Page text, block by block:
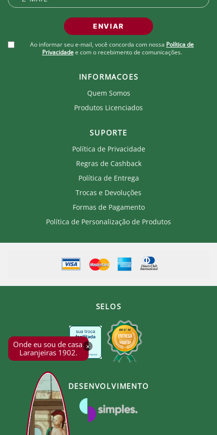
×
Onde eu sou de casa.
Laranjeiras 1902.
ENVIAR
Ao informar seu e-mail, você concorda com nossa Política de
Privacidade e com o recebimento de comunicações.
INFORMACOES
Quem Somos
Produtos Licenciados
SUPORTE
Política de Privacidade
Regras de Cashback
Política de Entrega
Trocas e Devoluções
Formas de Pagamento
Política de Personalização de Produtos
SELOS
DESENVOLVIMENTO